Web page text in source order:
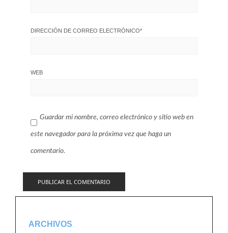
DIRECCIÓN DE CORREO ELECTRÓNICO*
WEB
Guardar mi nombre, correo electrónico y sitio web en
este navegador para la próxima vez que haga un
comentario.
ARCHIVOS